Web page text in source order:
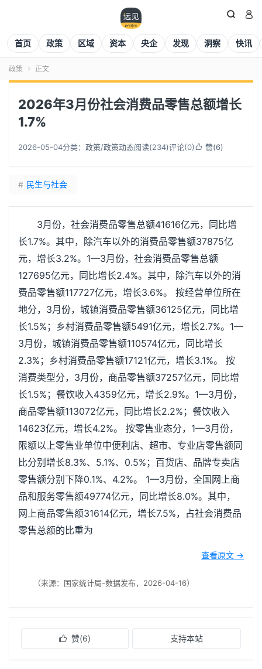
 
首页 政策 区域 资本 央企 发现 洞察 快讯
政策  正文
2026年3月份社会消费品零售总额增长
1.7%
2026-05-04分类： 政策/政策动态阅读(234)评论(0) 赞(6)
# 民生与社会
3月份，社会消费品零售总额41616亿元，同比增
长1.7%。其中，除汽车以外的消费品零售额37875亿
元，增长3.2%。1—3月份，社会消费品零售总额
127695亿元，同比增长2.4%。其中，除汽车以外的消
费品零售额117727亿元，增长3.6%。 按经营单位所在
地分，3月份，城镇消费品零售额36125亿元，同比增
长1.5%；乡村消费品零售额5491亿元，增长2.7%。1—
3月份，城镇消费品零售额110574亿元，同比增长
2.3%；乡村消费品零售额17121亿元，增长3.1%。 按
消费类型分，3月份，商品零售额37257亿元，同比增
长1.5%；餐饮收入4359亿元，增长2.9%。1—3月份，
商品零售额113072亿元，同比增长2.2%；餐饮收入
14623亿元，增长4.2%。 按零售业态分，1—3月份，
限额以上零售业单位中便利店、超市、专业店零售额同
比分别增长8.3%、5.1%、0.5%；百货店、品牌专卖店
零售额分别下降0.1%、4.2%。 1—3月份，全国网上商
品和服务零售额49774亿元，同比增长8.0%。其中，
网上商品零售额31614亿元，增长7.5%，占社会消费品
零售总额的比重为
查看原文 →
（来源：国家统计局-数据发布，2026-04-16）
 赞(6) 支持本站